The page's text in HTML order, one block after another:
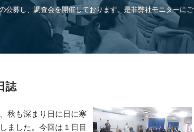
公募し、調査会を開催しております。是非弊社モニターにご
誌
秋も深まり日に日に寒
ました。今回は１日目